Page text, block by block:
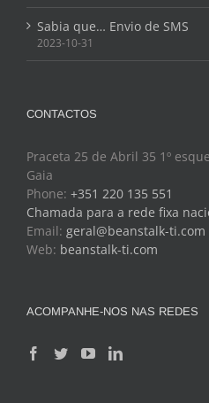
Sabia que… Envio de SMS
2023-10-31
CONTACTOS
Praceta 25 de Abril 35 1º
Gaia
Phone: +351 220 135 551
Chamada para a rede fixa
Email: geral@beanstalk-ti.com
Web: beanstalk-ti.com
ACOMPANHE-NOS NAS REDES